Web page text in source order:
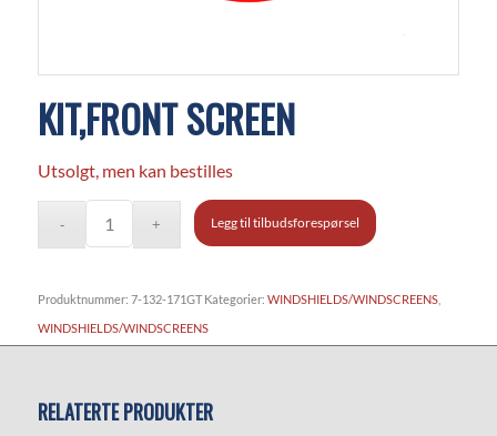
KIT,FRONT SCREEN
Utsolgt, men kan bestilles
Legg til tilbudsforespørsel
Produktnummer: 7-132-171GT Kategorier: WINDSHIELDS/WINDSCREENS,
WINDSHIELDS/WINDSCREENS
RELATERTE PRODUKTER